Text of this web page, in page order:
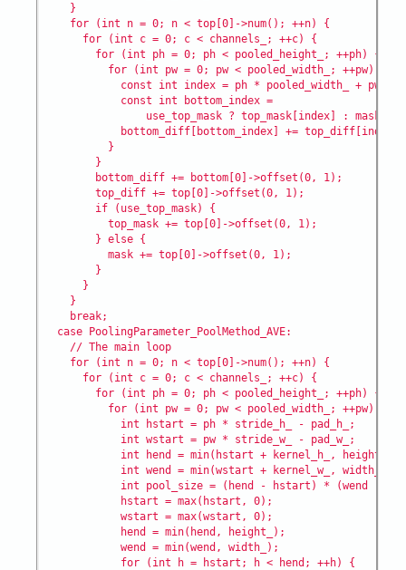
    }
    for (int n = 0; n < top[0]->num(); ++n) {
      for (int c = 0; c < channels_; ++c) {
        for (int ph = 0; ph < pooled_height_; ++ph) {
          for (int pw = 0; pw < pooled_width_; ++pw) {
            const int index = ph * pooled_width_ + pw;
            const int bottom_index =
use_top_mask ? top_mask[index] :
            bottom_diff[bottom_index] += top_diff[index];
          }
        }
        bottom_diff += bottom[0]->offset(0, 1);
        top_diff += top[0]->offset(0, 1);
        if (use_top_mask) {
          top_mask += top[0]->offset(0, 1);
        } else {
          mask += top[0]->offset(0, 1);
        }
      }
    }
    break;
  case PoolingParameter_PoolMethod_AVE:
    // The main loop
    for (int n = 0; n < top[0]->num(); ++n) {
      for (int c = 0; c < channels_; ++c) {
        for (int ph = 0; ph < pooled_height_; ++ph) {
          for (int pw = 0; pw < pooled_width_; ++pw) {
            int hstart = ph * stride_h_ - pad_h_;
            int wstart = pw * stride_w_ - pad_w_;
int hend = min(hstart + kernel_h_, height_ +
int wend = min(wstart + kernel_w_, width_ +
int pool_size = (hend - hstart) * (wend -
            hstart = max(hstart, 0);
            wstart = max(wstart, 0);
            hend = min(hend, height_);
            wend = min(wend, width_);
            for (int h = hstart; h < hend; ++h) {